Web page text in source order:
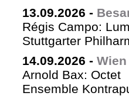
13.09.2026 -
Régis Campo:
Stuttgarter
14.09.2026 -
Arnold Bax: Octet
Ensemble